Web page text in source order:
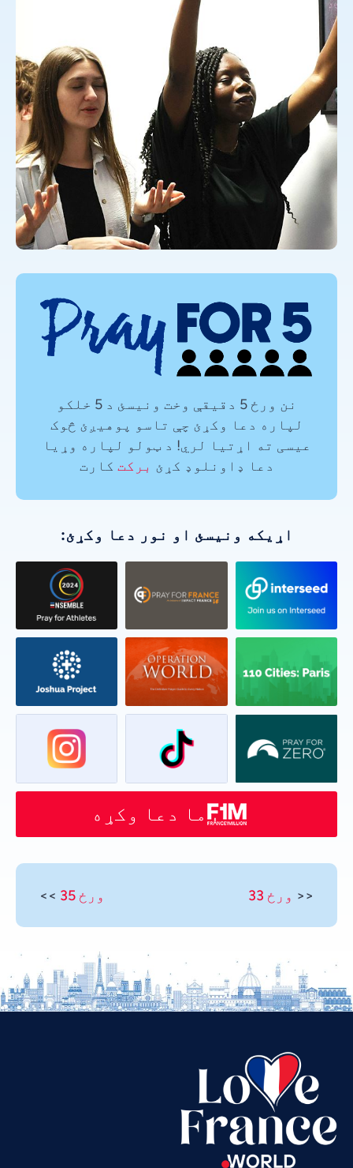
نن ورځ 5 دقیقې وخت ونیسئ د 5 خلکو
لپاره دعا وکړئ چې تاسو پوهیږئ څوک
عیسی ته اړتیا لري! د ټولو لپاره وړیا
دعا ډاونلوډ کړئ برکت کارت
اړیکه ونیسئ او نور دعا وکړئ:
ما دعا وکړه
<< ورځ 33 ورځ 35 >>
Romanian
Russian
Spanish
Swahili
Tamil
Thai
Urdu